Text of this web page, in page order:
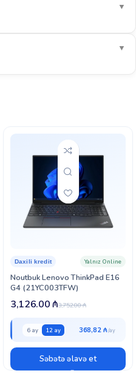
▼
▼
Noutbuk Lenovo ThinkPad E16
G4 (21YC003TFW)
Daxili kredit Yalnız Online
3,752.00₼
3,126.00₼
6 ay 12 ay 368,82 ₼
Səbətə əlavə et